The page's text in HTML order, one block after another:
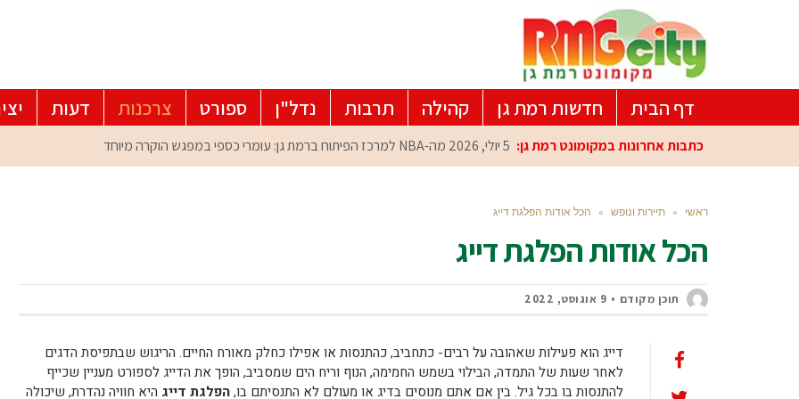
דף הבית חדשות רמת גן קהילה תרבות נדל"ן ספורט צרכנות דעות
כתבות אחרונות במקומונט רמת גן: 5 יולי, 2026 מה-NBA למרכז הפיתוח ברמת גן: עומרי כספי במפגש הוקרה מיוחד
ראשי » תיירות ונופש » הכל אודות הפלגת דייג
הכל אודות הפלגת דייג
תוכן מקודם 9 אוגוסט, 2022
דייג הוא פעילות שאהובה על רבים- כתחביב, כהתנסות או אפילו כחלק מאורח החיים. הריגוש שבתפיסת הדגים
לאחר שעות של התמדה, הבילוי בשמש החמימה, הנוף וריח הים שמסביב, הופך את הדייג לספורט מעניין שכייף
להתנסות בו בכל גיל. בין אם אתם מנוסים בדיג או מעולם לא התנסיתם בו,הפלגת דייג היא חוויה נהדרת, שיכולה